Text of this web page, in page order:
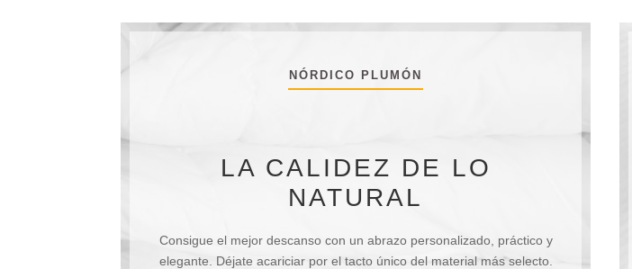
NÓRDICO PLUMÓN
LA CALIDEZ DE LO
NATURAL
Consigue el mejor descanso con un abrazo personalizado, práctico y
elegante. Déjate acariciar por el tacto único del material más selecto.